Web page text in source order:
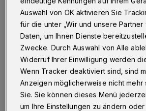
Wuppertal·Die Stadt Wuppertal
Bürgerinnen und Bürger ab 60 Jahre
Impfung gegen Corona an.
19.08.2022 , 14:55 Uhr Eine Minute
Auswahl von OK aktivieren Sie
für die unter „Wir und unsere
Daten, um Ihnen Dienste
Zwecke. Durch Auswahl von Alle
Widerruf Ihrer Einwilligung werden
Wenn Tracker deaktiviert sind, sind
Anzeigen möglicherweise nicht
Sie. Sie können dieses Menü
um Ihre Einstellungen zu ändern